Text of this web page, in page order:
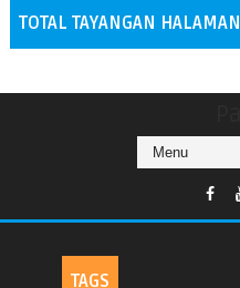
TOTAL TAYANGAN HALAMAN
TAGS